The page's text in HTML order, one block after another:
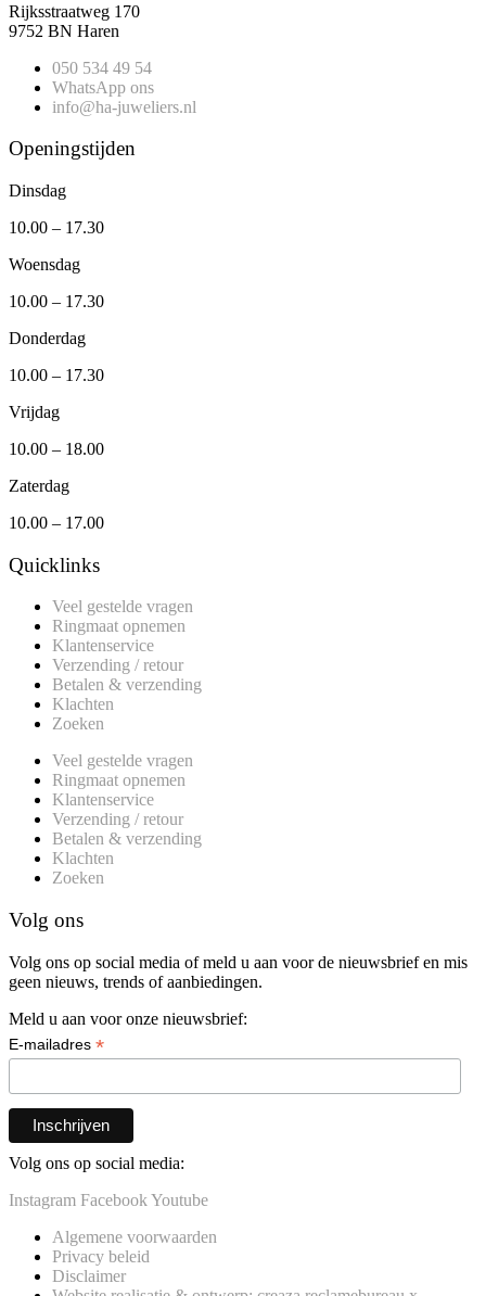
Rijksstraatweg 170
9752 BN Haren
050 534 49 54
WhatsApp ons
info@ha-juweliers.nl
Openingstijden
Dinsdag
10.00 – 17.30
Woensdag
10.00 – 17.30
Donderdag
10.00 – 17.30
Vrijdag
10.00 – 18.00
Zaterdag
10.00 – 17.00
Quicklinks
Veel gestelde vragen
Ringmaat opnemen
Klantenservice
Verzending / retour
Betalen & verzending
Klachten
Zoeken
Veel gestelde vragen
Ringmaat opnemen
Klantenservice
Verzending / retour
Betalen & verzending
Klachten
Zoeken
Volg ons
Volg ons op social media of meld u aan voor de nieuwsbrief en mis
geen nieuws, trends of aanbiedingen.
Meld u aan voor onze nieuwsbrief:
E-mailadres *
Volg ons op social media:
Instagram Facebook Youtube
Algemene voorwaarden
Privacy beleid
Disclaimer